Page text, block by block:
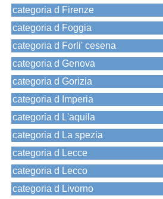
categoria d Firenze
categoria d Foggia
categoria d Forli' cesena
categoria d Genova
categoria d Gorizia
categoria d Imperia
categoria d L'aquila
categoria d La spezia
categoria d Lecce
categoria d Lecco
categoria d Livorno